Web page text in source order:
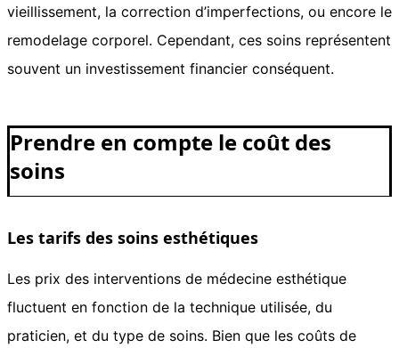
vieillissement, la correction d’imperfections, ou encore le
remodelage corporel. Cependant, ces soins représentent
souvent un investissement financier conséquent.
Prendre en compte le coût des
soins
Les tarifs des soins esthétiques
Les prix des interventions de médecine esthétique
fluctuent en fonction de la technique utilisée, du
praticien, et du type de soins. Bien que les coûts de